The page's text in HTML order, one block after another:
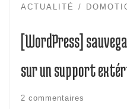
ACTUALITÉ
[WordPress]
sur un support
2 commentaires